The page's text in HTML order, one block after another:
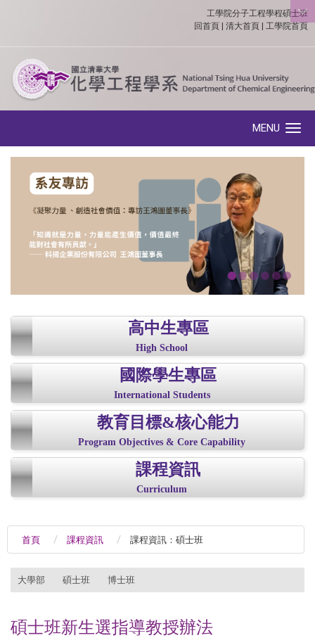
:::
工學院分子工程學程碩士班
回首頁
清大首頁 工學院首頁
MENU
高中生專區
High School
國際學生專區
International Students
教育目標&核心能力
Program Objectives & Core Capability
課程資訊
Curriculum
首頁 課程資訊 課程資訊：碩士班
大學部 碩士班 博士班
碩士班新生選指導教授辦法